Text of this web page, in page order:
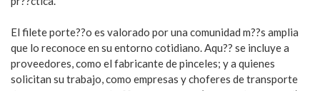
El filete porte??o es valorado por una comunidad m??s amplia
que lo reconoce en su entorno cotidiano. Aqu?? se incluye a
proveedores, como el fabricante de pinceles; y a quienes
solicitan su trabajo, como empresas y choferes de transporte